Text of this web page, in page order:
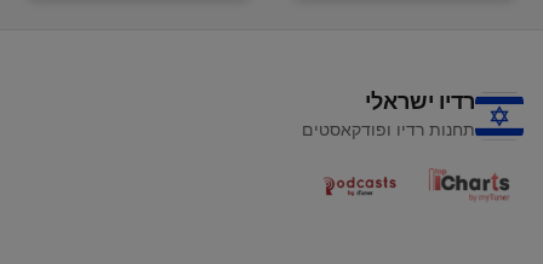
רדיו ישראלי
תחנות רדיו ופודקאסטים